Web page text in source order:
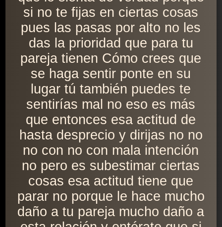
si no te fijas en ciertas cosas
pues las pasas por alto no les
das la prioridad que para tu
pareja tienen Cómo crees que
se haga sentir ponte en su
lugar tú también puedes te
sentirías mal no eso es más
que entonces esa actitud de
hasta desprecio y dirijas no no
no con no con mala intención
no pero es subestimar ciertas
cosas esa actitud tiene que
parar no porque le hace mucho
daño a tu pareja mucho daño a